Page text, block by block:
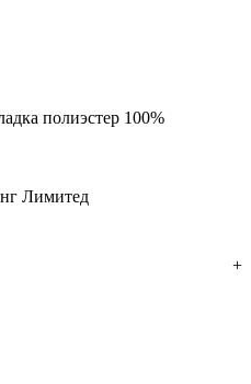
полиэстер 100%
Лимитед